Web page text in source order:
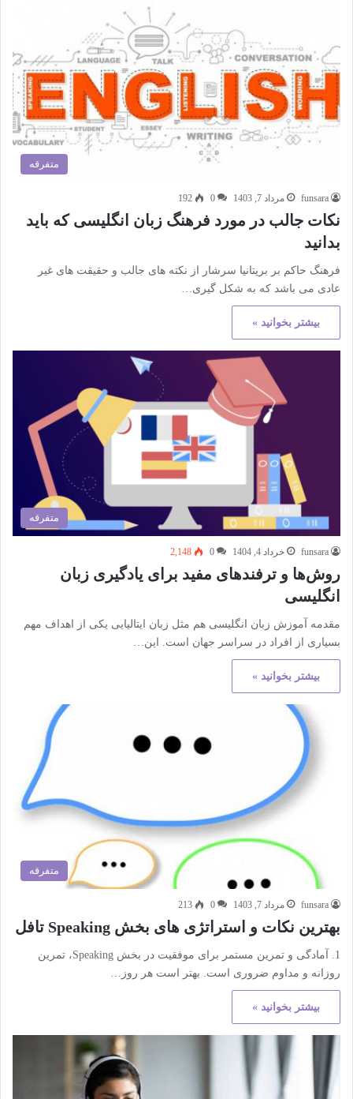
متفرقه
funsara مرداد 7, 1403 0
192
نکات جالب در مورد فرهنگ زبان انگلیسی که باید
بدانید
فرهنگ حاکم بر بریتانیا سرشار از نکته های جالب و حقیقت های غیر
عادی می باشد که به شکل گیری…
بیشتر بخوانید »
متفرقه
funsara خرداد 4, 1404 0
2,148
روش‌ها و ترفندهای مفید برای یادگیری زبان
انگلیسی
مقدمه آموزش زبان انگلیسی هم مثل زبان ایتالیایی یکی از اهداف مهم
بسیاری از افراد در سراسر جهان است. این…
بیشتر بخوانید »
متفرقه
funsara مرداد 7, 1403 0
213
بهترین نکات و استراتژی های بخش Speaking تافل
1. آمادگی و تمرین مستمر برای موفقیت در بخش Speaking، تمرین
روزانه و مداوم ضروری است. بهتر است هر روز…
بیشتر بخوانید »